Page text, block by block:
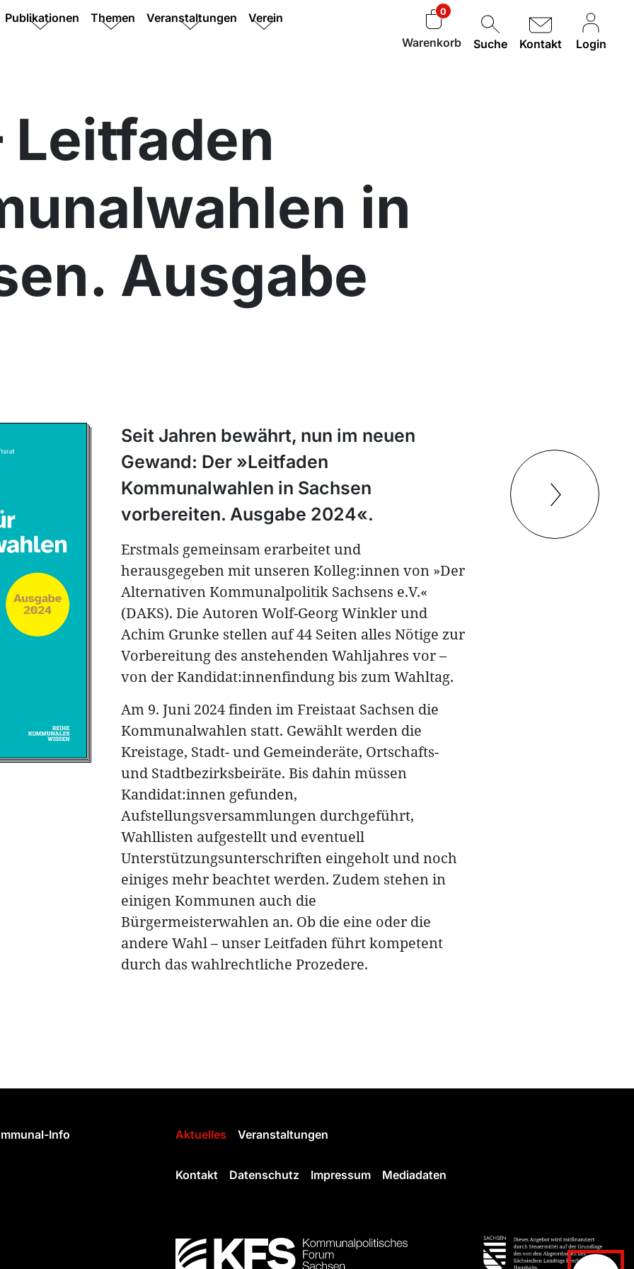
Publikationen Themen Veranstaltungen Verein 0
Warenkorb Suche Kontakt Login
Leitfaden
in
Ausgabe
Seit Jahren bewährt, nun im neuen
Gewand: Der »Leitfaden
Kommunalwahlen in Sachsen
vorbereiten. Ausgabe 2024«.
Erstmals gemeinsam erarbeitet und
herausgegeben mit unseren Kolleg:innen von »Der
Alternativen Kommunalpolitik Sachsens e.V.«
(DAKS). Die Autoren Wolf-Georg Winkler und
Achim Grunke stellen auf 44 Seiten alles Nötige zur
Vorbereitung des anstehenden Wahljahres vor –
von der Kandidat:innenfindung bis zum Wahltag.
Am 9. Juni 2024 finden im Freistaat Sachsen die
Kommunalwahlen statt. Gewählt werden die
Kreistage, Stadt- und Gemeinderäte, Ortschafts-
und Stadtbezirksbeiräte. Bis dahin müssen
Kandidat:innen gefunden,
Aufstellungsversammlungen durchgeführt,
Wahllisten aufgestellt und eventuell
Unterstützungsunterschriften eingeholt und noch
einiges mehr beachtet werden. Zudem stehen in
einigen Kommunen auch die
Bürgermeisterwahlen an. Ob die eine oder die
andere Wahl – unser Leitfaden führt kompetent
durch das wahlrechtliche Prozedere.
Info Aktuelles Veranstaltungen
Kontakt Datenschutz Impressum Mediadaten